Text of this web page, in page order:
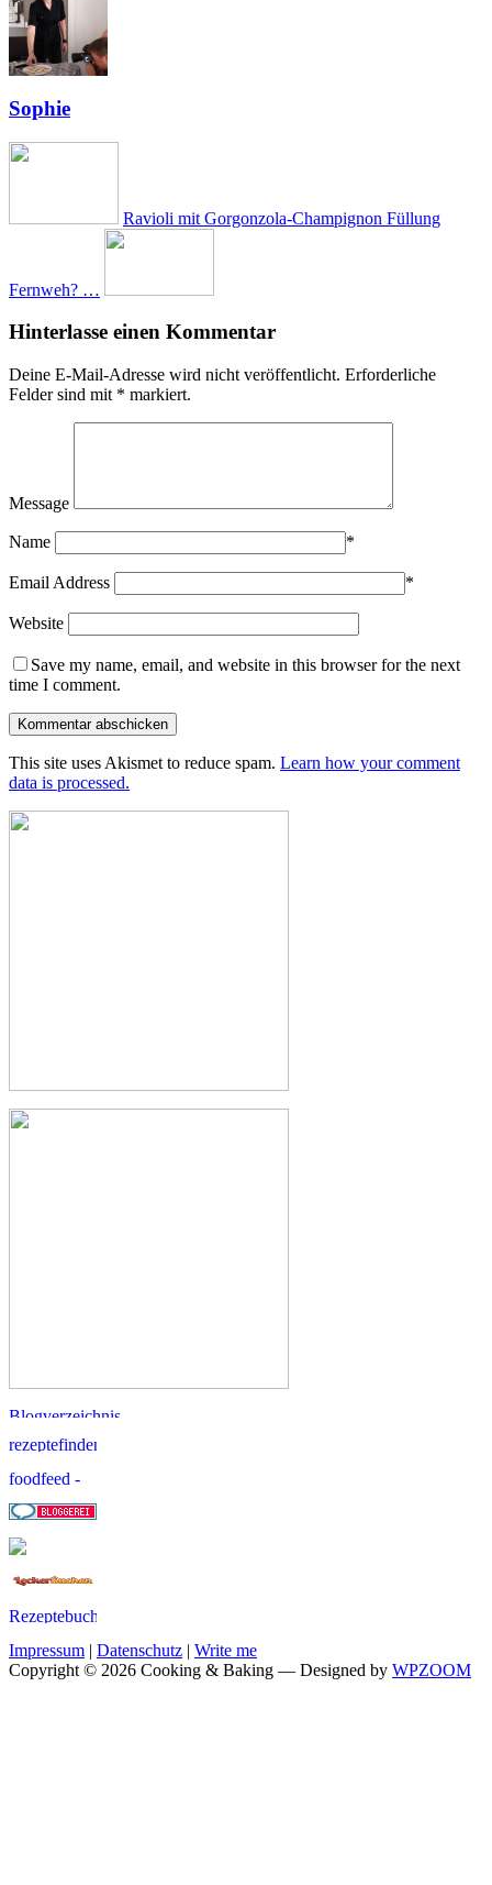
Sophie
Ravioli mit Gorgonzola-Champignon Füllung
Fernweh? …
Hinterlasse einen Kommentar
Deine E-Mail-Adresse wird nicht veröffentlicht. Erforderliche
Felder sind mit * markiert.
Message
Name *
Email Address *
Website
Save my name, email, and website in this browser for the next
time I comment.
This site uses Akismet to reduce spam. Learn how your comment
data is processed.
Impressum | Datenschutz | Write me
Copyright © 2026 Cooking & Baking — Designed by WPZOOM